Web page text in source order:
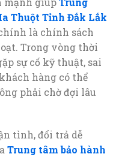
Thuột Tỉnh Đắk Lắk
là chính sách
Trong vòng thời
sự cố kỹ thuật, sai
hàng có thể
phải chờ đợi lâu
tình, đổi trả dễ
Trung tâm bảo hành